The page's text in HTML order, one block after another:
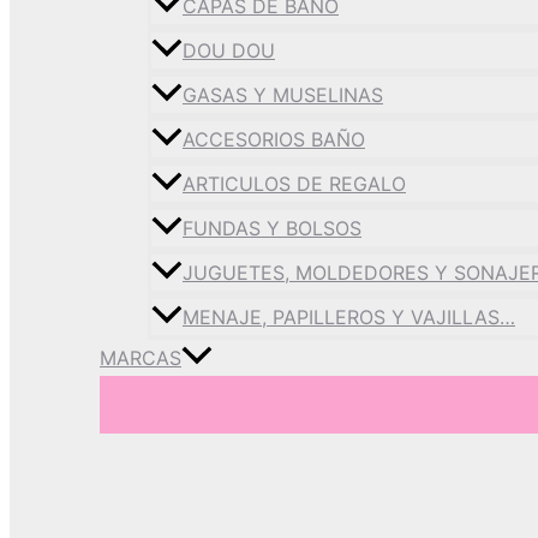
CAPAS DE BAÑO
DOU DOU
GASAS Y MUSELINAS
ACCESORIOS BAÑO
ARTICULOS DE REGALO
FUNDAS Y BOLSOS
JUGUETES, MOLDEDORES Y
MENAJE, PAPILLEROS Y VAJILLAS…
MARCAS